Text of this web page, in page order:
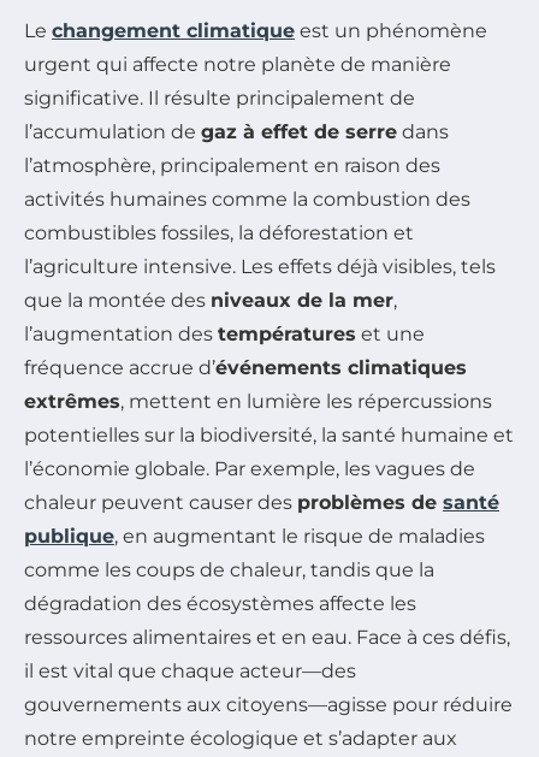
Le changement climatique est un phénomène
urgent qui affecte notre planète de manière
significative. Il résulte principalement de
l’accumulation de gaz à effet de serre dans
l’atmosphère, principalement en raison des
activités humaines comme la combustion des
combustibles fossiles, la déforestation et
l’agriculture intensive. Les effets déjà visibles, tels
que la montée des niveaux de la mer,
l’augmentation des températures et une
fréquence accrue d’événements climatiques
extrêmes, mettent en lumière les répercussions
potentielles sur la biodiversité, la santé humaine et
l’économie globale. Par exemple, les vagues de
chaleur peuvent causer des problèmes de santé
publique, en augmentant le risque de maladies
comme les coups de chaleur, tandis que la
dégradation des écosystèmes affecte les
ressources alimentaires et en eau. Face à ces défis,
il est vital que chaque acteur—des
gouvernements aux citoyens—agisse pour réduire
notre empreinte écologique et s’adapter aux